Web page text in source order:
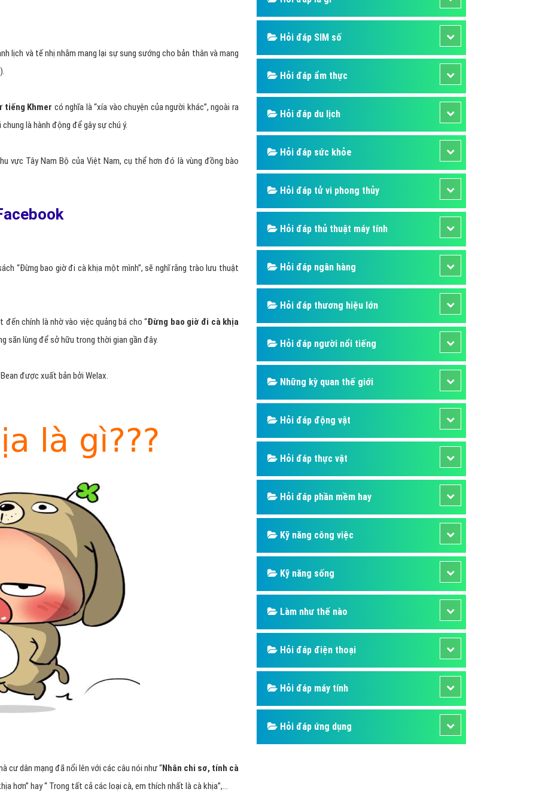
Hỏi đáp phần mềm
Hỏi đáp quảng cáo TVC
Hỏi đáp quảng cáo Skype
Hỏi đáp Domain & Hosting
Hỏi đáp viết bài Marketing
Quảng cáo Youtube
Dịch vụ quảng cáo Youtube
Thiết kế ứng dụng
Quảng cáo Cốc Cốc hiệu quả
Quảng cáo Zalo chuyên nghiệp
Định nghĩa
lịch và tế nhị nhằm mang lại sự sung sướng cho bản thân và mang
tiếng Khmer có nghĩa là “xía vào chuyện của người khác”, ngoài ra
là hành động để gây sự chú ý.
vực Tây Nam Bộ của Việt Nam, cụ thể hơn đó là vùng đồng bào
“Đừng bao giờ đi cà khịa một mình”, sẽ nghĩ rằng trào lưu thuật
chính là nhờ vào việc quảng bá cho “Đừng bao giờ đi cà khịa
săn lùng để sở hữu trong thời gian gần đây.
được xuất bản bởi Welax.
dân mạng đã nổi lên với các câu nói như “Nhân chi sơ, tính cà
hơn” hay “ Trong tất cả các loại cà, em thích nhất là cà khịa”,…
Hỏi đáp SIM số
Hỏi đáp ẩm thực
Hỏi đáp du lịch
Hỏi đáp sức khỏe
Hỏi đáp tử vi phong thủy
Hỏi đáp thủ thuật máy tính
Hỏi đáp ngân hàng
Hỏi đáp thương hiệu lớn
Hỏi đáp người nổi tiếng
Những kỳ quan thế giới
Hỏi đáp động vật
Hỏi đáp thực vật
Hỏi đáp phần mềm hay
Kỹ năng công việc
Kỹ năng sống
Làm như thế nào
Hỏi đáp điện thoại
Hỏi đáp máy tính
Hỏi đáp ứng dụng